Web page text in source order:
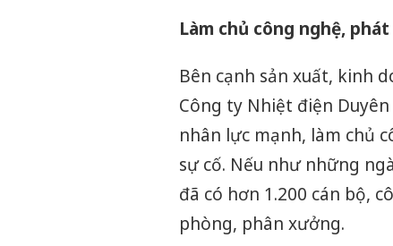
Làm chủ công nghệ,
Bên cạnh sản xuất, kinh
Công ty Nhiệt điện
nhân lực mạnh, làm chủ
sự cố. Nếu như những
đã có hơn 1.200 cán bộ,
phòng, phân xưởng.